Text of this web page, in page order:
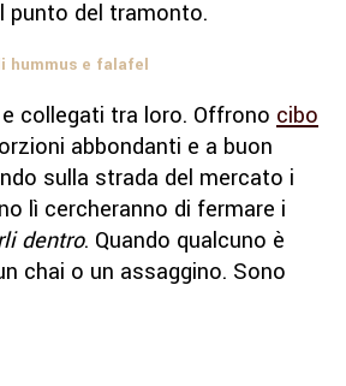
punto del tramonto.
hummus e falafel
collegati tra loro. Offrono cibo
abbondanti e a buon
sulla strada del mercato i
lì cercheranno di fermare i
dentro. Quando qualcuno è
chai o un assaggino. Sono